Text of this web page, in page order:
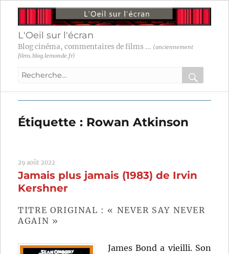
L'Oeil sur l'écran
Blog cinéma, commentaires de films ... (anciennement
films.blog.lemonde.fr)
Recherche
:
OK
Étiquette : Rowan Atkinson
29 août 2022
Jamais plus jamais (1983) de Irvin
Kershner
TITRE ORIGINAL : « NEVER SAY NEVER
AGAIN »
James Bond a vieilli. Son